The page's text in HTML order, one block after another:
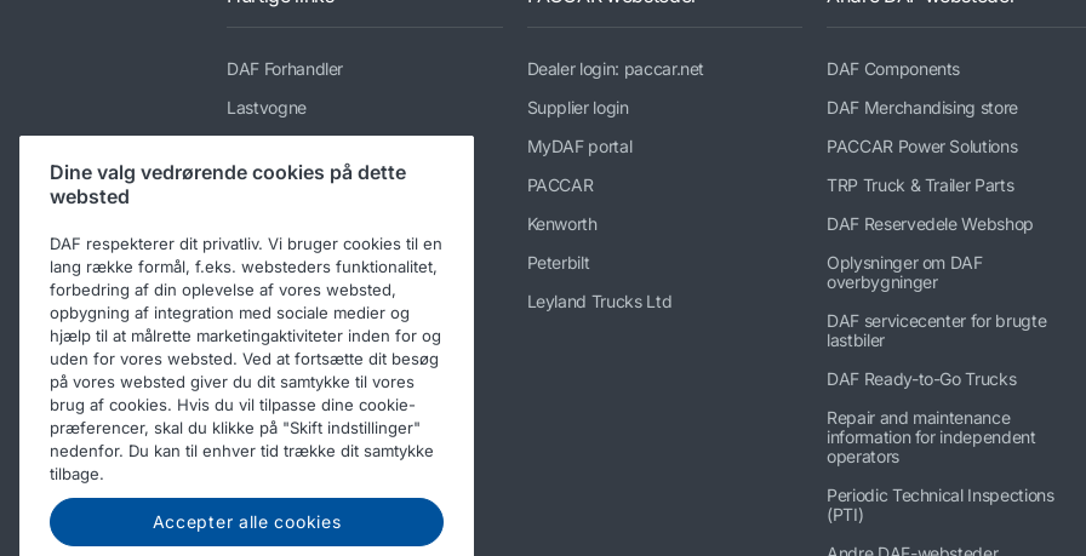
DAF Forhandler
Lastvogne
Nyheder og medier
Om DAF
Kontaktoplysninger for DAF
Trucks
Adfærdskodeks
Dealer login: paccar.net
Supplier login
MyDAF portal
PACCAR
Kenworth
Peterbilt
Leyland Trucks Ltd
DAF Components
DAF Merchandising store
PACCAR Power Solutions
TRP Truck & Trailer Parts
DAF Reservedele Webshop
Oplysninger om DAF
overbygninger
DAF servicecenter for brugte
lastbiler
DAF Ready-to-Go Trucks
Repair and maintenance
information for independent
operators
Periodic Technical Inspections
(PTI)
Dine valg vedrørende cookies på dette
websted
DAF respekterer dit privatliv. Vi bruger cookies til en
lang række formål, f.eks. websteders funktionalitet,
forbedring af din oplevelse af vores websted,
opbygning af integration med sociale medier og
hjælp til at målrette marketingaktiviteter inden for og
uden for vores websted. Ved at fortsætte dit besøg
på vores websted giver du dit samtykke til vores
brug af cookies. Hvis du vil tilpasse dine cookie-
præferencer, skal du klikke på "Skift indstillinger"
nedenfor. Du kan til enhver tid trække dit samtykke
tilbage.
Accepter alle cookies